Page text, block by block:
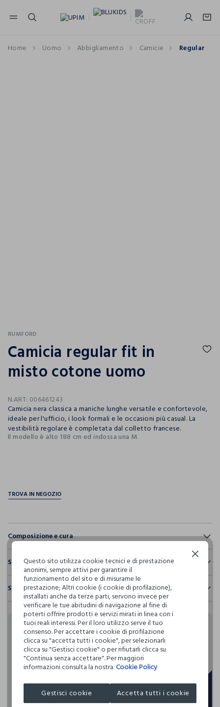
NAVIGATION.ARIA.GOTOMAINCONTENT
Home Uomo Abbigliamento Camicie Regular
RUMFORD
Camicia regular fit in
misto cotone uomo
N.ART: 006461243
Camicia nera classica a maniche lunghe versatile e confortevole,
ideale per l'ufficio, i look formali e le occasioni più casual. La
vestibilità regolare è completata dal colletto francese.
Il modello è alto 188 cm ed indossa una M
Composizione e cura
65% POLIESTERE,35% COTONE
NON CANDEGGIARE
TEMPERATURA MASSIMA 30°C - PROCEDURA NORMALE
LAVAGGIO A SECCO PROFESSIONALE CON
TETRACLOROETILENE E TUTTI I SOLVENTI INDICATI CON IL
SEGNO F - PROCEDURA NORMALE
NON ASCIUGARE IN ASCIUGA BIANCHERIA A TAMBURO
ROTATIVO
Sostenibilità e trasparenza
Sicurezza
Il 100% dei nostri articoli viene sottoposto a test chimico-
fisici, per verificarne il rispetto dei limiti che abbiamo
definito per l’uso di sostanze chimiche, talvolta anche più
restrittivi rispetto a quelli previsti dalla normativa
internazionale.
Clicca qui per vedere i dettagli
I nostri fornitori
MADE IN BANGLADESH
Spedizione e resi
Hai fino a 30 giorni dalla consegna del tuo ordine online per
cambiare idea e restituire i prodotti che hai acquistato.
Rendi speciali i tuoi
acquisti
rendono
speciali i tuoi acquisti: ti aspettano vantaggi, promozioni e
Questo sito utilizza cookie tecnici e di prestazione
anonimi, sempre attivi per garantire il
funzionamento del sito e di misurarne le
prestazione; Altri cookie (i cookie di profilazione),
installati anche da terze parti, servono invece per
verificare le tue abitudini di navigazione al fine di
poterti offrire prodotti e servizi mirati in linea con i
tuoi reali interessi. Per il loro utilizzo serve il tuo
consenso. Per accettare i cookie di profilazione
clicca su "accetta tutti i cookie", per selezionarli
clicca su "Gestisci cookie" o per rifiutarli clicca su
"Continua senza accettare". Per maggiori
informazioni consulta la nostra Cookie Policy
Gestisci cookie Accetta tutti i cookie
Continua senza accettare